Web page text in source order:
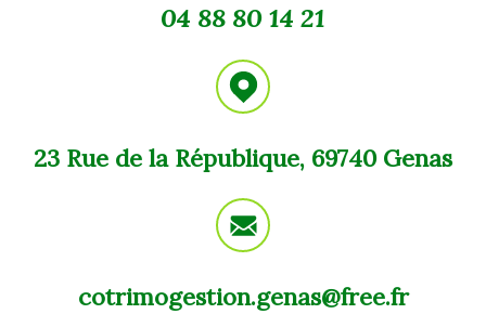
04 88 80 14 21
23 Rue de la République, 69740 Genas
cotrimogestion.genas@free.fr